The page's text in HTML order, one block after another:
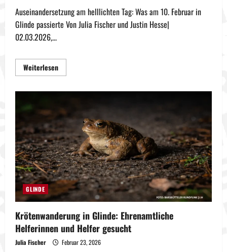
Auseinandersetzung am helllichten Tag: Was am 10. Februar in
Glinde passierte Von Julia Fischer und Justin Hesse|
02.03.2026,...
WeiterlesenMehr
Informationen
Angst,
Was
läuft
schief
auf
dem
Marktplatz
in Glinde?
GLINDE
Krötenwanderung in Glinde: Ehrenamtliche
Helferinnen und Helfer gesucht
Julia Fischer Februar 23, 2026